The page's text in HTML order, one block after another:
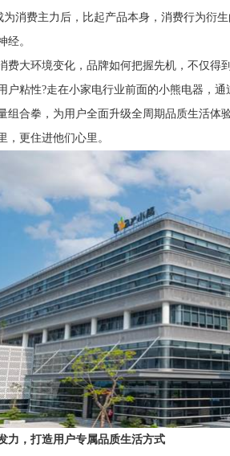
为消费主力后，比起产品本身，消费行为衍
经。
大环境变化，品牌如何把握先机，不仅得
户粘性?走在小家电行业前面的小熊电器，
组合拳，为用户全面升级全周期品质生活体
，更住进他们心里。
，打造用户专属品质生活方式